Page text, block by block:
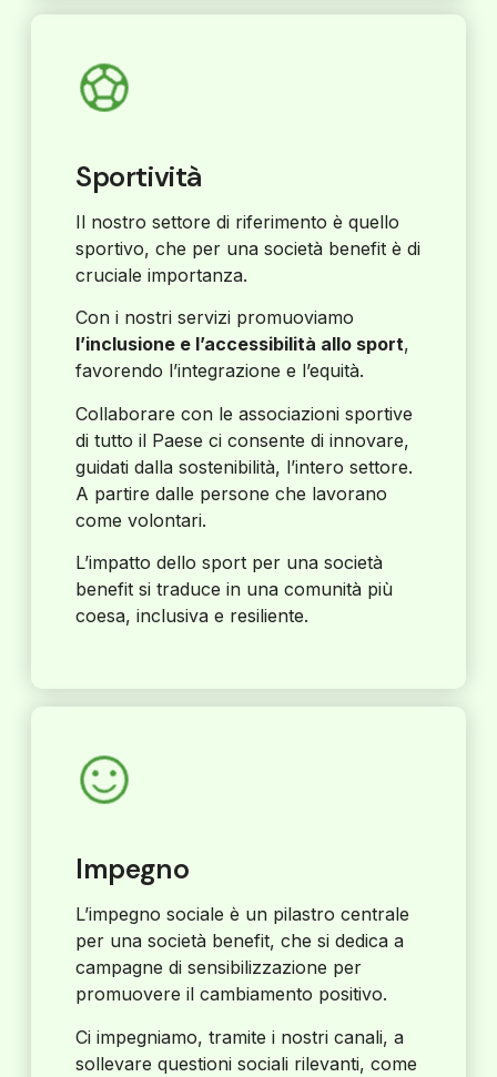
Sportività
Il nostro settore di riferimento è quello
sportivo, che per una società benefit è di
cruciale importanza.
Con i nostri servizi promuoviamo
l’inclusione e l’accessibilità allo sport,
favorendo l’integrazione e l’equità.
Collaborare con le associazioni sportive
di tutto il Paese ci consente di innovare,
guidati dalla sostenibilità, l’intero settore.
A partire dalle persone che lavorano
come volontari.
L’impatto dello sport per una società
benefit si traduce in una comunità più
coesa, inclusiva e resiliente.
Impegno
L’impegno sociale è un pilastro centrale
per una società benefit, che si dedica a
campagne di sensibilizzazione per
promuovere il cambiamento positivo.
Ci impegniamo, tramite i nostri canali, a
sollevare questioni sociali rilevanti, come